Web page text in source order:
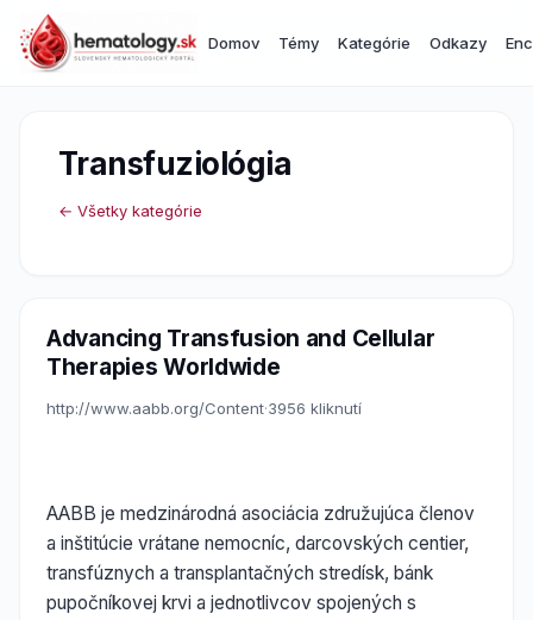
Domov Témy Kategórie Odkazy
Transfuziológia
← Všetky kategórie
Advancing Transfusion and Cellular
Therapies Worldwide
http://www.aabb.org/Content·3956 kliknutí
AABB je medzinárodná asociácia združujúca členov
a inštitúcie vrátane nemocníc, darcovských centier,
transfúznych a transplantačných stredísk, bánk
pupočníkovej krvi a jednotlivcov spojených s